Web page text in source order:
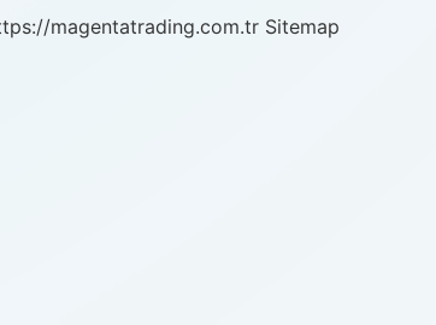
magentatrading.com.tr Sitemap